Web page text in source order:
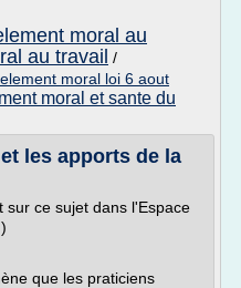
moral au
au travail /
moral loi 6 aout
moral et sante du
les apports de la
sur ce sujet dans l'Espace
que les praticiens